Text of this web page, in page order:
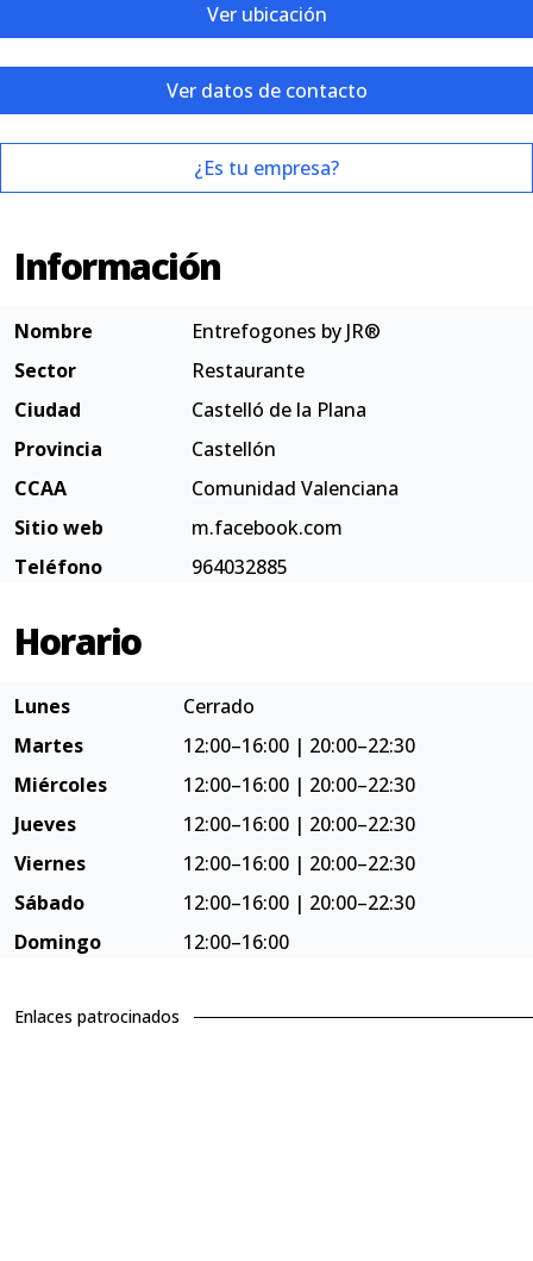
Ver ubicación
Ver datos de contacto
¿Es tu empresa?
Información
Nombre
Entrefogones by JR®
Sector
Restaurante
Ciudad
Castelló de la Plana
Provincia
Castellón
CCAA
Comunidad Valenciana
Sitio web
m.facebook.com
Teléfono
964032885
Horario
Lunes
Cerrado
Martes
12:00–16:00 | 20:00–22:30
Miércoles
12:00–16:00 | 20:00–22:30
Jueves
12:00–16:00 | 20:00–22:30
Viernes
12:00–16:00 | 20:00–22:30
Sábado
12:00–16:00 | 20:00–22:30
Domingo
12:00–16:00
Enlaces patrocinados